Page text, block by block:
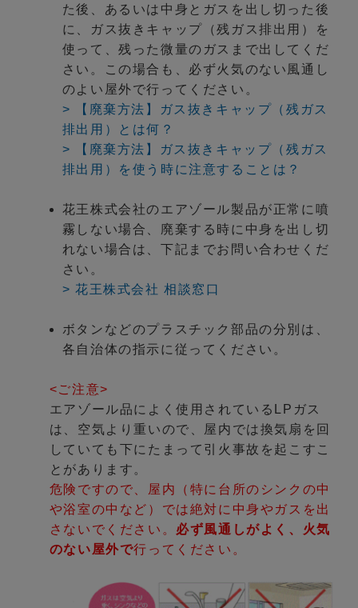
た後、あるいは中身とガスを出し切った後
に、ガス抜きキャップ（残ガス排出用）を
使って、残った微量のガスまで出してくだ
さい。この場合も、必ず火気のない風通し
のよい屋外で行ってください。
> 【廃棄方法】ガス抜きキャップ（残ガス
排出用）とは何？
> 【廃棄方法】ガス抜きキャップ（残ガス
排出用）を使う時に注意することは？
花王株式会社のエアゾール製品が正常に噴
霧しない場合、廃棄する時に中身を出し切
れない場合は、下記までお問い合わせくだ
さい。
> 花王株式会社 相談窓口
ボタンなどのプラスチック部品の分別は、
各自治体の指示に従ってください。
<ご注意>
エアゾール品によく使用されているLPガス
は、空気より重いので、屋内では換気扇を回
していても下にたまって引火事故を起こすこ
とがあります。
危険ですので、屋内（特に台所のシンクの中
や浴室の中など）では絶対に中身やガスを出
さないでください。 必ず風通しがよく、火気
のない屋外で行ってください。